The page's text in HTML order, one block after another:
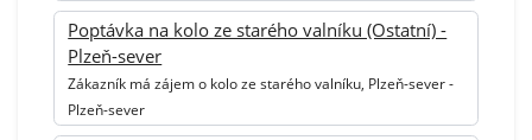
Poptávka na kolo ze starého valníku (Ostatní) -
Plzeň-sever
Zákazník má zájem o kolo ze starého valníku, Plzeň-sever -
Plzeň-sever